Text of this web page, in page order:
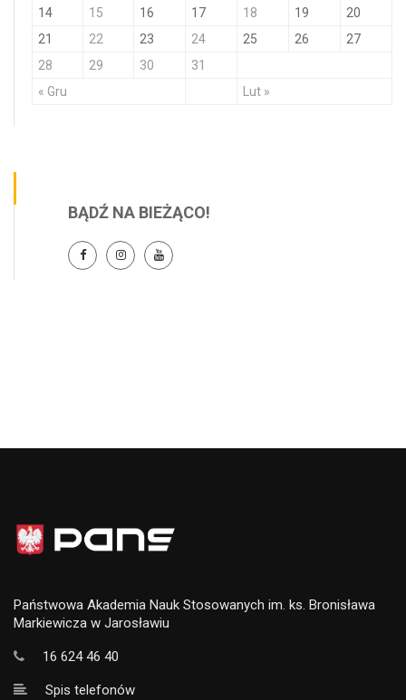
« Gru Lut »
14
15 16 17 18 19
20
21
22 23 24 25 26
27
28
29 30 31
BĄDŹ NA BIEŻĄCO!
Państwowa Akademia Nauk Stosowanych im. ks. Bronisława
Markiewicza w Jarosławiu
16 624 46 40
Spis telefonów